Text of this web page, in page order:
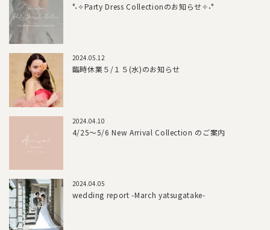
°˖✧Party Dress Collectionのお知らせ✧˖°
2024.05.12
臨時休業５/１５(水)のお知らせ
2024.04.10
4/25～5/6 New Arrival Collection のご案内
2024.04.05
wedding report -March yatsugatake-